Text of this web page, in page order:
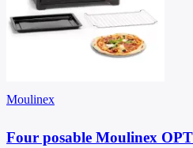
Moulinex
Four posable Moulinex